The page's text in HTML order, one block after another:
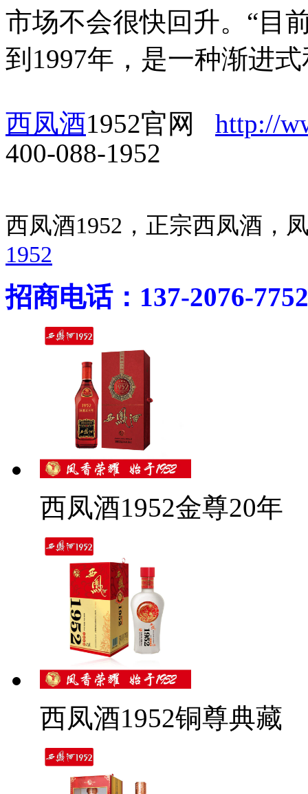
市场不会很快回升。“目
到1997年，是一种渐进
西凤酒1952官网 http://
400-088-1952
西凤酒1952，正宗西凤酒
1952
招商电话：137-2076-7752
西凤酒1952金尊20年
西凤酒1952铜尊典藏